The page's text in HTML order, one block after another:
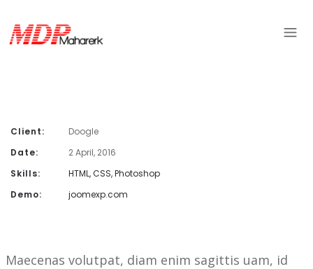
Client:
Doogle
Date:
2 April, 2016
Skills:
HTML, CSS, Photoshop
Demo:
joomexp.com
Maecenas volutpat, diam enim sagittis uam, id